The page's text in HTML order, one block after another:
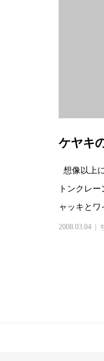
ケヤキ
想像以上
トンクレ
ャッキとワ
2008.03.04